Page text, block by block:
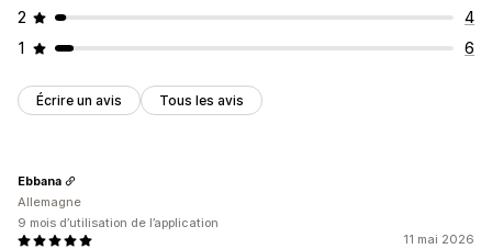
2
4
1
6
Écrire un avis Tous les avis
11 mai 2026
Ebbana
Allemagne
9 mois d’utilisation de l’application